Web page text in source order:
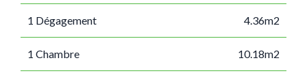
1 Dégagement 4.36m2
1 Chambre 10.18m2